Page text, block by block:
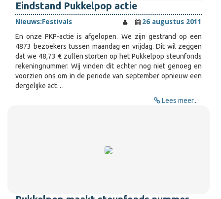
Eindstand Pukkelpop actie
Nieuws:Festivals
26 augustus 2011
En onze PKP-actie is afgelopen. We zijn gestrand op een
4873 bezoekers tussen maandag en vrijdag. Dit wil zeggen
dat we 48,73 € zullen storten op het Pukkelpop steunfonds
rekeningnummer. Wij vinden dit echter nog niet genoeg en
voorzien ons om in de periode van september opnieuw een
dergelijke act…
Lees meer...